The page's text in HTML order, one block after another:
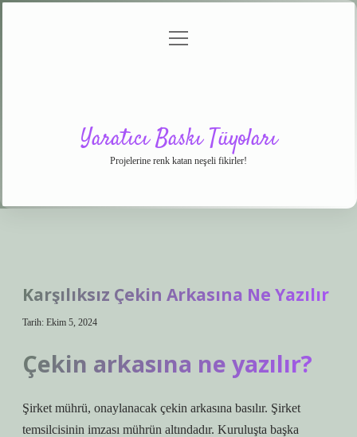
menüyü
Yaratıcı Baskı Tüyoları
Projelerine renk katan neşeli fikirler!
Karşılıksız Çekin Arkasına Ne Yazılır
Tarih: Ekim 5, 2024
Çekin arkasına ne yazılır?
Şirket mührü, onaylanacak çekin arkasına basılır. Şirket
temsilcisinin imzası mührün altındadır. Kuruluşta başka